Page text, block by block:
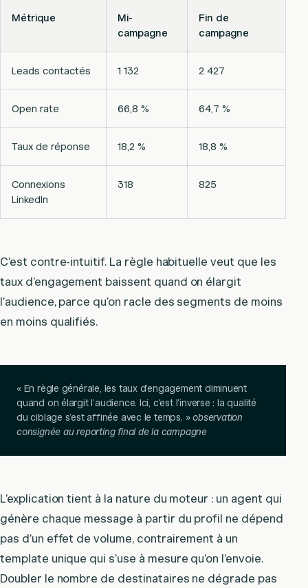
Métrique
Mi-
campagne
Fin de
campagne
Leads contactés 1 132 2 427
Open rate 66,8 % 64,7 %
Taux de réponse 18,2 % 18,8 %
Connexions
LinkedIn
318 825
C’est contre-intuitif. La règle habituelle veut que les
taux d’engagement baissent quand on élargit
l’audience, parce qu’on racle des segments de moins
en moins qualifiés.
« En règle générale, les taux d’engagement diminuent
quand on élargit l’audience. Ici, c’est l’inverse : la qualité
du ciblage s’est affinée avec le temps. »observation
consignée au reporting final de la campagne
L’explication tient à la nature du moteur : un agent qui
génère chaque message à partir du profil ne dépend
pas d’un effet de volume, contrairement à un
template unique qui s’use à mesure qu’on l’envoie.
Doubler le nombre de destinataires ne dégrade pas